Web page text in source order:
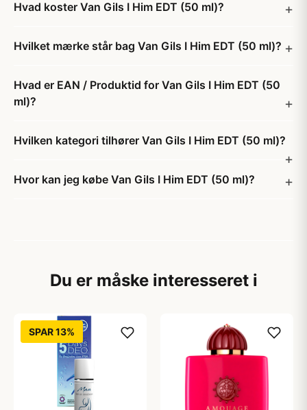
Hvad koster Van Gils I Him EDT (50 ml)?
Hvilket mærke står bag Van Gils I Him EDT (50 ml)?
Hvad er EAN / Produktid for Van Gils I Him EDT (50
ml)?
Hvilken kategori tilhører Van Gils I Him EDT (50 ml)?
Hvor kan jeg købe Van Gils I Him EDT (50 ml)?
Du er måske interesseret i
SPAR 13%